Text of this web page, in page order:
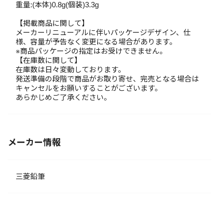
重量:(本体)0.8g(個装)3.3g
【掲載商品に関して】
メーカーリニューアルに伴いパッケージデザイン、仕
様、容量が予告なく変更になる場合があります。
※商品パッケージの指定はお受けできません。
【在庫数に関して】
在庫数は日々変動しております。
発送準備の段階で商品がお取り寄せ、完売となる場合は
キャンセルをお願いすることがございます。
あらかじめご了承ください。
メーカー情報
三菱鉛筆